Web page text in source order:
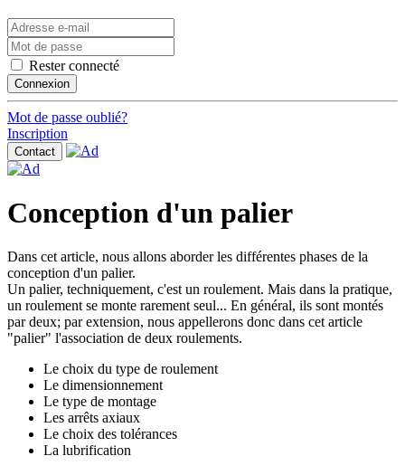
Rester connecté
Connexion
Mot de passe oublié?
Inscription
Contact
Conception d'un palier
Dans cet article, nous allons aborder les différentes phases de la
conception d'un palier.
Un palier, techniquement, c'est un roulement. Mais dans la pratique,
un roulement se monte rarement seul... En général, ils sont montés
par deux; par extension, nous appellerons donc dans cet article
"palier" l'association de deux roulements.
Le choix du type de roulement
Le dimensionnement
Le type de montage
Les arrêts axiaux
Le choix des tolérances
La lubrification